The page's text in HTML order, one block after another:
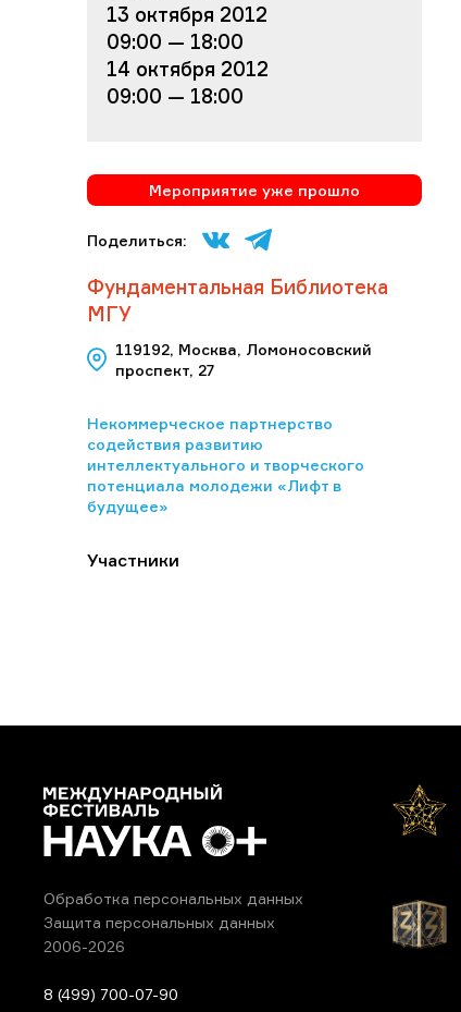
13 октября 2012
09:00 — 18:00
14 октября 2012
09:00 — 18:00
Мероприятие уже прошло
Поделиться:
Фундаментальная Библиотека
МГУ
119192, Москва, Ломоносовский
проспект, 27
Некоммерческое партнерство
содействия развитию
интеллектуального и творческого
потенциала молодежи «Лифт в
будущее»
Участники
Обработка персональных данных
Защита персональных данных
2006-2026
8 (499) 700-07-90